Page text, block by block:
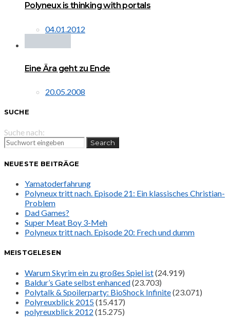
Polyneux is thinking with portals
04.01.2012
Eine Ära geht zu Ende
20.05.2008
SUCHE
Suche nach:
Search
NEUESTE BEITRÄGE
Yamatoderfahrung
Polyneux tritt nach. Episode 21: Ein klassisches Christian-
Problem
Dad Games?
Super Meat Boy 3-Meh
Polyneux tritt nach. Episode 20: Frech und dumm
MEISTGELESEN
Warum Skyrim ein zu großes Spiel ist(24.919)
Baldur’s Gate selbst enhanced(23.703)
Polytalk & Spoilerparty: BioShock Infinite(23.071)
Polyreuxblick 2015(15.417)
polyreuxblick 2012 (15.275)